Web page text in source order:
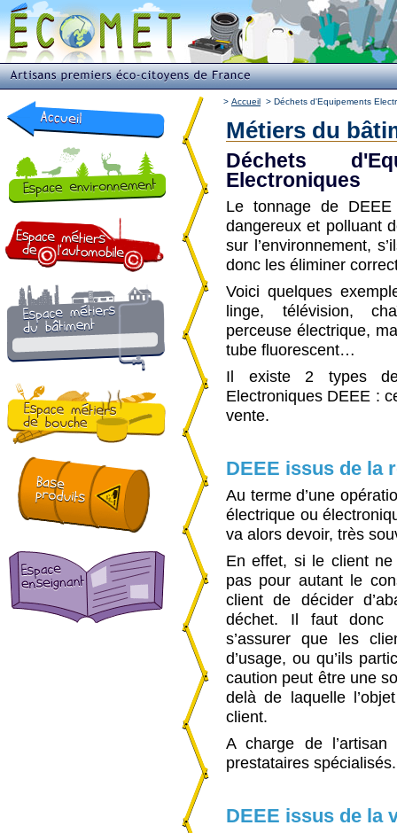
> Accueil > Déchets d'Equipements
Métiers du
Déchets
Electroniques
Le tonnage de
dangereux et polluant
sur l’environnement,
donc les éliminer
Voici quelques
linge, télévision,
perceuse électrique,
tube fluorescent…
Il existe 2 types de
Electroniques DEEE :
vente.
DEEE issus de la
Au terme d’une
électrique ou
va alors devoir, très
En effet, si le client ne
pas pour autant le
client de décider
déchet. Il faut donc
s’assurer que les
d’usage, ou qu’ils
caution peut être une
delà de laquelle
client.
A charge de
prestataires spécialisés.
DEEE issus de la